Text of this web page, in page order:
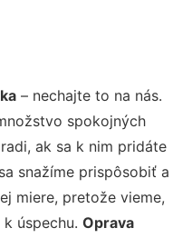
– nechajte to na nás.
spokojných
ak sa k nim pridáte
snažíme prispôsobiť a
miere, pretože vieme,
úspechu. Oprava